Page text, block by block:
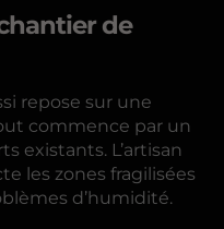
de
repose sur une
commence par un
existants. L’artisan
les zones fragilisées
d’humidité.